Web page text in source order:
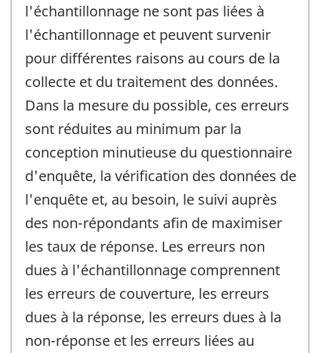
l'échantillonnage ne sont pas liées à
l'échantillonnage et peuvent survenir
pour différentes raisons au cours de la
collecte et du traitement des données.
Dans la mesure du possible, ces erreurs
sont réduites au minimum par la
conception minutieuse du questionnaire
d'enquête, la vérification des données de
l'enquête et, au besoin, le suivi auprès
des non-répondants afin de maximiser
les taux de réponse. Les erreurs non
dues à l'échantillonnage comprennent
les erreurs de couverture, les erreurs
dues à la réponse, les erreurs dues à la
non-réponse et les erreurs liées au